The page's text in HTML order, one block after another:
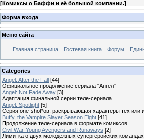
[Комиксы о Баффи и её большой компании.]
Форма входа
Меню сайта
Главная страница Гостевая книга Форум
Categories
Angel: After the Fall [44]
Официальное продолжение сериала "Ангел"
Angel: Not Fade Away [3]
Адаптация финальной серии теле-сериала
Angel: Spotlight [5]
Серия one-shot*ов, раскрывающая характеры тех или
Buffy, the Vampire Slayer Season Eight [41]
Продолжение теле-сериала в формате комиксов
Civil War-Young Avengers and Runaways [2]
Лимитка о двух молодёжных супергеройских